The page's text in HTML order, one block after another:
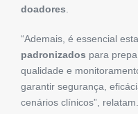
doadores.
“Ademais, é essencial
padronizados para
qualidade e
garantir segurança,
cenários clínicos”,